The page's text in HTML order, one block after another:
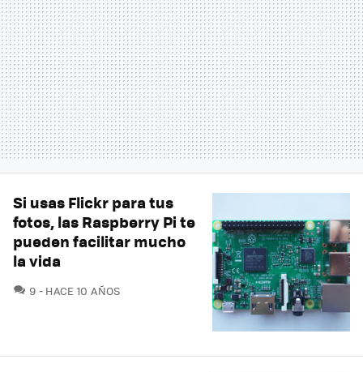
Si usas Flickr para tus
fotos, las Raspberry Pi te
pueden facilitar mucho
la vida
9 COMENTARIOS
HACE 10 AÑOS